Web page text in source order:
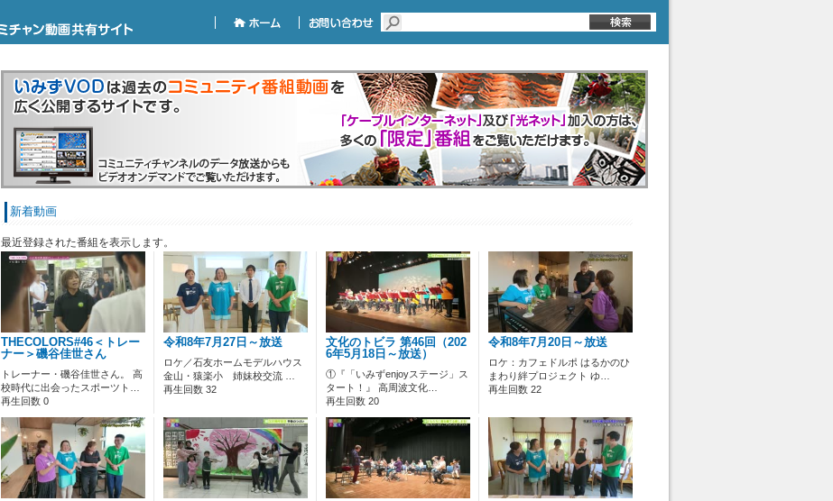
新着動画
最近登録された番組を表示します。
THECOLORS#46＜トレー
ナー＞磯谷佳世さん
トレーナー・磯谷佳世さん。 高
校時代に出会ったスポーツト…
再生回数 0
令和8年7月27日～放送
ロケ／石友ホームモデルハウス
金山・猿楽小 姉妹校交流 …
再生回数 32
文化のトビラ 第46回（202
6年5月18日～放送）
①『「いみずenjoyステージ」ス
タート！』 高周波文化…
再生回数 20
令和8年7月20日～放送
ロケ：カフェドルポ はるかのひ
まわり絆プロジェクト ゆ…
再生回数 22